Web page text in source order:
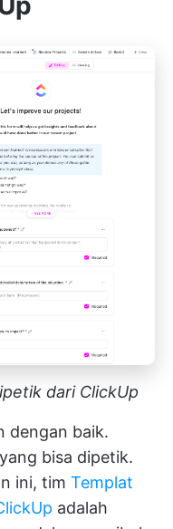
dari ClickUp
dengan baik.
bisa dipetik.
ini, tim Templat
adalah